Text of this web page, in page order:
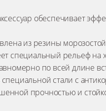
обеспечивает
из резины
специальный рельеф
по всей длине
стали с
прочностью и